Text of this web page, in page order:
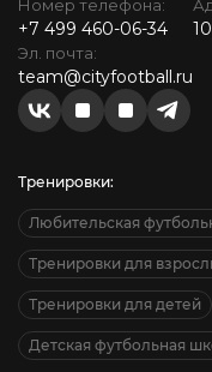
Номер телефона:
+7 499 460-06-34
Эл. почта:
team@cityfootball.ru
Тренировки:
Любительская
Тренировки для
Тренировки для детей
Детская футбольная